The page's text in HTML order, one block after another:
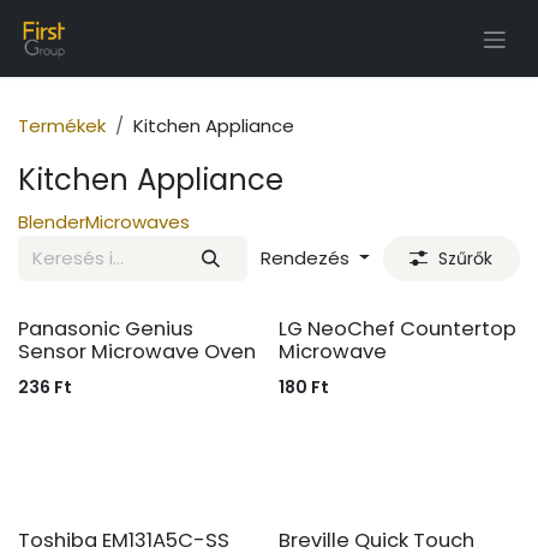
Termékek Kitchen Appliance
Kitchen Appliance
BlenderMicrowaves
Rendezés
Szűrők
Panasonic Genius
Sensor Microwave Oven
236 Ft
LG NeoChef Countertop
Microwave
180 Ft
Toshiba EM131A5C-SS
Breville Quick Touch